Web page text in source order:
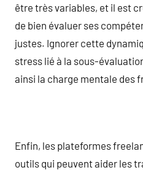
être très variables, et il est
de bien évaluer ses
justes. Ignorer cette
stress lié à la sous-
ainsi la charge mentale des
Enfin, les plateformes
outils qui peuvent aider les